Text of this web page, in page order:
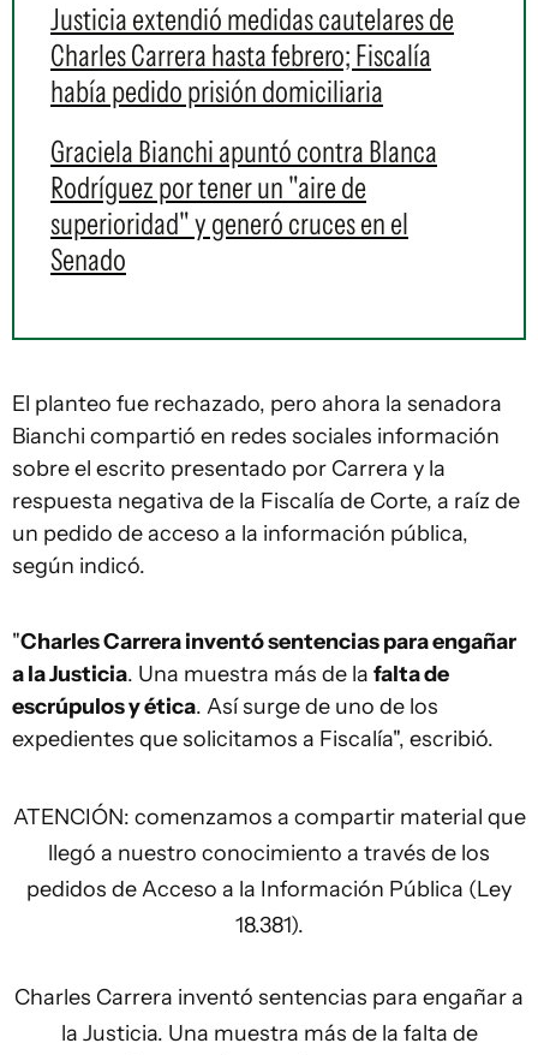
Justicia extendió medidas cautelares de
Charles Carrera hasta febrero; Fiscalía
había pedido prisión domiciliaria
Graciela Bianchi apuntó contra Blanca
Rodríguez por tener un "aire de
superioridad" y generó cruces en el
Senado
El planteo fue rechazado, pero ahora la senadora
Bianchi compartió en redes sociales información
sobre el escrito presentado por Carrera y la
respuesta negativa de la Fiscalía de Corte, a raíz de
un pedido de acceso a la información pública,
según indicó.
"Charles Carrera inventó sentencias para engañar
a la Justicia. Una muestra más de la falta de
escrúpulos y ética. Así surge de uno de los
expedientes que solicitamos a Fiscalía", escribió.
ATENCIÓN: comenzamos a compartir material que
llegó a nuestro conocimiento a través de los
pedidos de Acceso a la Información Pública (Ley
18.381).
Charles Carrera inventó sentencias para engañar a
la Justicia. Una muestra más de la falta de